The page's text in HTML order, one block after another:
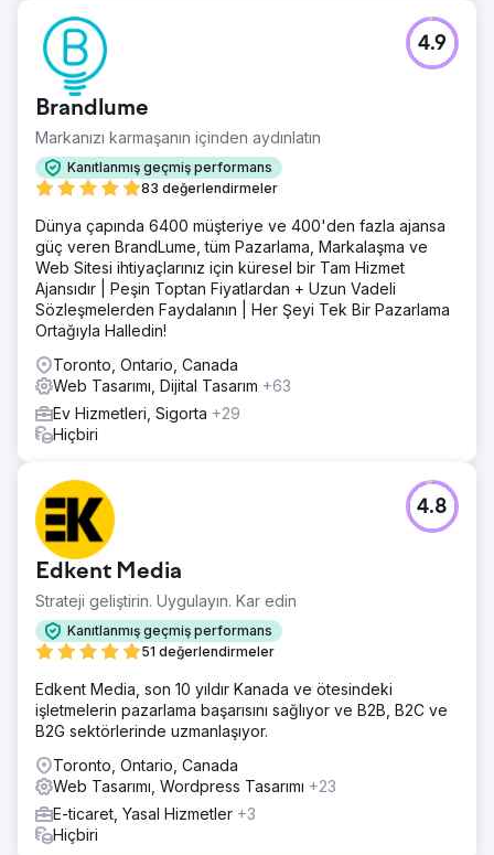
Brandlume
Markanızı karmaşanın içinden aydınlatın
Kanıtlanmış geçmiş performans
83 değerlendirmeler
4.9
Dünya çapında 6400 müşteriye ve 400'den fazla ajansa
güç veren BrandLume, tüm Pazarlama, Markalaşma ve
Web Sitesi ihtiyaçlarınız için küresel bir Tam Hizmet
Ajansıdır | Peşin Toptan Fiyatlardan + Uzun Vadeli
Sözleşmelerden Faydalanın | Her Şeyi Tek Bir Pazarlama
Ortağıyla Halledin!
Toronto, Ontario, Canada
Web Tasarımı, Dijital Tasarım +63
Ev Hizmetleri, Sigorta +29
Hiçbiri
Edkent Media
Strateji geliştirin. Uygulayın. Kar edin
Kanıtlanmış geçmiş performans
51 değerlendirmeler
4.8
Edkent Media, son 10 yıldır Kanada ve ötesindeki
işletmelerin pazarlama başarısını sağlıyor ve B2B, B2C ve
B2G sektörlerinde uzmanlaşıyor.
Toronto, Ontario, Canada
Web Tasarımı, Wordpress Tasarımı +23
E-ticaret, Yasal Hizmetler +3
Hiçbiri